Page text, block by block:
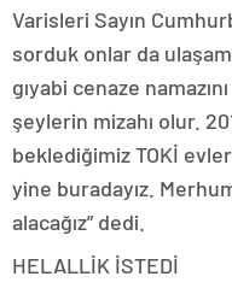
Varisleri Sayın
sorduk onlar da
gıyabi cenaze
şeylerin mizahı olur.
beklediğimiz TOKİ
yine buradayız.
alacağız” dedi.
HELALLİK İSTEDİ